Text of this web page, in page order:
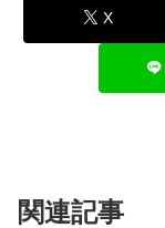
X
関連記事